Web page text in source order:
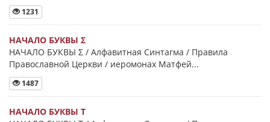
1231
НАЧАЛО БУКВЫ Σ
НАЧАЛО БУКВЫ Σ / Алфавитная Синтагма / Правила
Православной Церкви / иеромонах Матфей...
1487
НАЧАЛО БУКВЫ Τ